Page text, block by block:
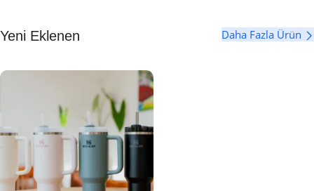
Yeni Eklenen Daha Fazla Ürün